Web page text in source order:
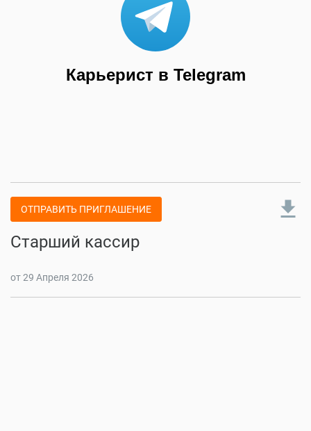
Карьерист в Telegram
ОТПРАВИТЬ ПРИГЛАШЕНИЕ file_download
Старший кассир
от 29 Апреля 2026